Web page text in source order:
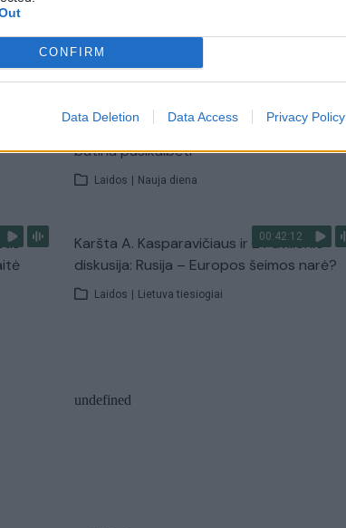
CONFIRM
Data Deletion Data Access Privacy Policy
Ruošiantis naujiems mokslo metams –
vaikų teisių tarnybos primena: štai apie ką
būtina pasikalbėti
Laidos | Nauja diena
00:42:12
Karšta A. Kasparavičiaus ir Ž Pavilionio
diskusija: Rusija – Europos šeimos narė?
Laidos | Lietuva tiesiogiai